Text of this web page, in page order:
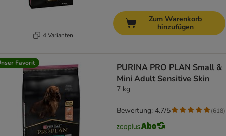
4 Varianten
Zum Warenkorb
hinzufügen
Favorit
PURINA PRO PLAN Small &
Mini Adult Sensitive Skin
7 kg
Bewertung: 4.7/5 (618)